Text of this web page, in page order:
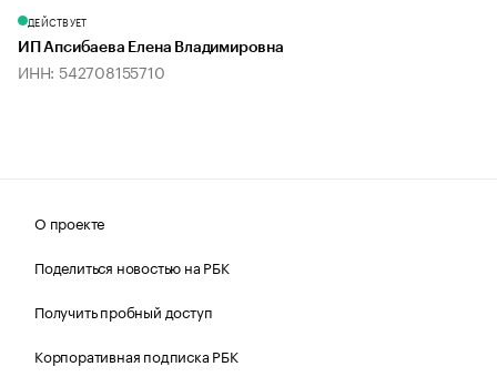
ДЕЙСТВУЕТ
ИП Апсибаева Елена Владимировна
ИНН: 542708155710
О проекте
Поделиться новостью на РБК
Получить пробный доступ
Корпоративная подписка РБК